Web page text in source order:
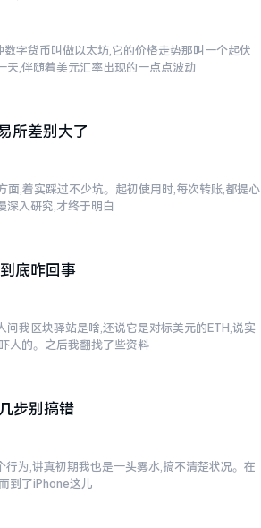
字货币叫做以太坊,它的价格走势那叫一个起伏
天,伴随着美元汇率出现的一点点波动
所差别大了
,着实踩过不少坑。起初使用时,每次转账,都提心
深入研究,才终于明白
底咋回事
我区块驿站是啥,还说它是对标美元的ETH,说实
人的。之后我翻找了些资料
步别搞错
为,讲真初期我也是一头雾水,搞不清楚状况。在
到了iPhone这儿